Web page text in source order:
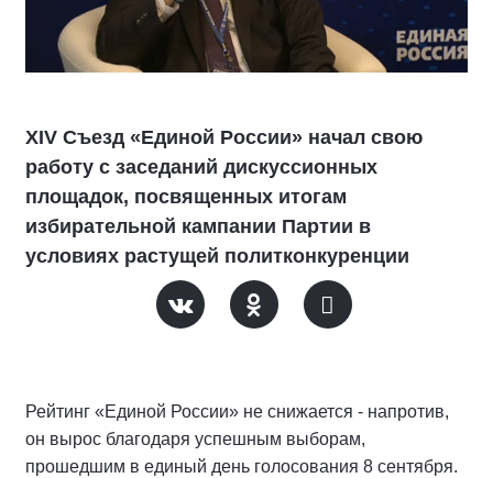
XIV Съезд «Единой России» начал свою
работу с заседаний дискуссионных
площадок, посвященных итогам
избирательной кампании Партии в
условиях растущей политконкуренции
Рейтинг «Единой России» не снижается - напротив,
он вырос благодаря успешным выборам,
прошедшим в единый день голосования 8 сентября.